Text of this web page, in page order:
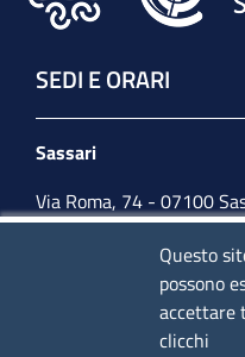
SEDI E ORARI
Sassari
Via Roma, 74 - 07100
Tel. 079 2080274
lunedì - venerdì: 10,00 -
Questo
possono
accettare
clicchi